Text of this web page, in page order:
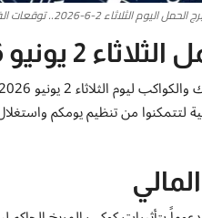
برج الحمل اليوم الثلاثاء 2-6-2026.. توقعات الفلك وحظك اليوم بالتفصيل
يونيو 2026
من تنظيم يومكم